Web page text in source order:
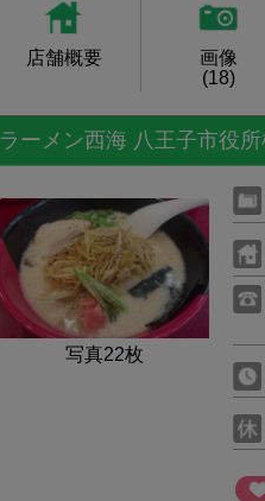
店舗概要
画像
(18)
ラーメン西海 八王子市役
写真22枚